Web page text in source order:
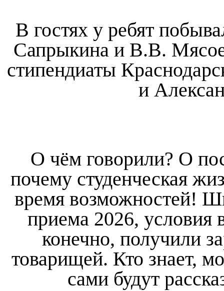
В гостях у ребят
Сапрыкина и В.В.
стипендиаты
и
О чём говорили? О
почему студенческая
время возможностей!
приема 2026, условия
конечно, получили
товарищей. Кто знает,
сами будут